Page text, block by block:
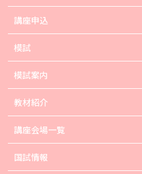
講座申込
模試
模試案内
教材紹介
講座会場一覧
国試情報